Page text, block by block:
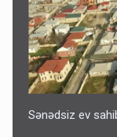
Sənədsiz ev